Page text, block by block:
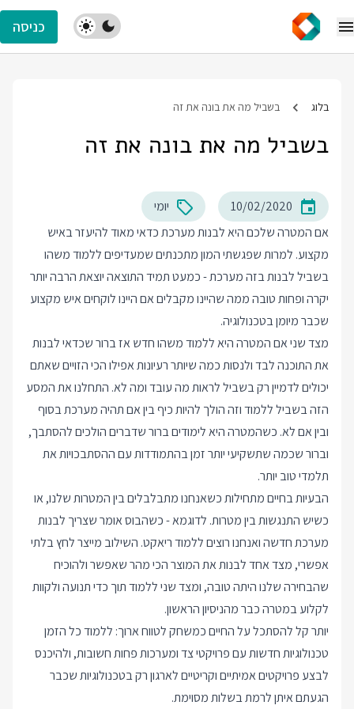
כניסה
בלוג בשביל מה את בונה את זה
בשביל מה את בונה את זה
10/02/2020
יומי
אם המטרה שלכם היא לבנות מערכת כדאי מאוד להיעזר באיש
מקצוע. למרות שפגשתי המון מתכנתים שמעדיפים ללמוד משהו
בשביל לבנות בזה מערכת - כמעט תמיד התוצאה יוצאת הרבה יותר
יקרה ופחות טובה ממה שהיינו מקבלים אם היינו לוקחים איש מקצוע
שכבר מיומן בטכנולוגיה.
מצד שני אם המטרה היא ללמוד משהו חדש אז ברור שכדאי לבנות
את התוכנה לבד ולנסות כמה שיותר רעיונות אפילו הכי הזויים שאתם
יכולים לדמיין רק בשביל לראות מה עובד ומה לא. התחלנו את המסע
הזה בשביל ללמוד וזה הולך להיות כיף בין אם תהיה מערכת בסוף
ובין אם לא. כשהמטרה היא לימודים ברור שדברים הולכים להסתבך,
וברור שכמה שתשקיעי יותר זמן בהתמודדות עם ההסתבכויות את
תלמדי טוב יותר.
הבעיות בחיים מתחילות כשאנחנו מתבלבלים בין המטרות שלנו, או
כשיש התנגשות בין מטרות. לדוגמא - כשהבוס אומר שצריך לבנות
מערכת חדשה ואנחנו רוצים ללמוד ריאקט. השילוב מייצר לחץ בלתי
אפשרי, מצד אחד לבנות את המוצר הכי מהר שאפשר ולהוכיח
שהבחירה שלנו היתה טובה, ומצד שני ללמוד תוך כדי תנועה ולקוות
לקלוע במטרה כבר מהניסיון הראשון.
יותר קל להסתכל על החיים כמשחק לטווח ארוך: ללמוד כל הזמן
טכנולוגיות חדשות עם פרויקטי צד ומערכות פחות חשובות, ולהיכנס
לבצע פרויקטים אמיתיים וקריטיים לארגון רק בטכנולוגיות שכבר
הגעתם איתן לרמת בשלות מסוימת.